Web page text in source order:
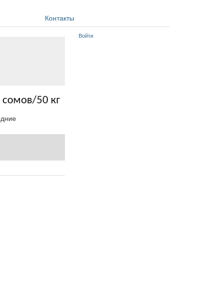
Контакты
сомов/50 кг
Войти